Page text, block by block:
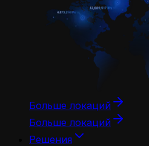
Больше локаций
Больше локаций
Решения